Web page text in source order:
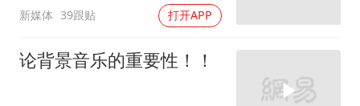
新媒体 39跟贴 打开APP
论背景音乐的重要性！！